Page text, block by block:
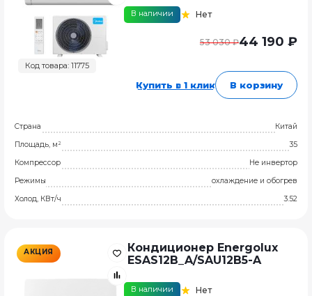
Код товара: 11775
В наличии Нет
53 030 ₽44 190 ₽
Купить в 1 клик В корзину
Страна
Китай
Площадь, м²
35
Компрессор
Не инвертор
Режимы
охлаждение и обогрев
Холод, КВт/ч
3.52
АКЦИЯ
Кондиционер Energolux
ESAS12B_A/SAU12B5-A
В наличии Нет